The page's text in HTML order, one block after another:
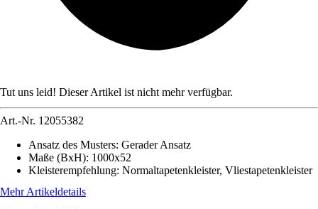
Tut uns leid! Dieser Artikel ist nicht mehr verfügbar.
Art.-Nr. 12055382
Ansatz des Musters: Gerader Ansatz
Maße (BxH): 1000x52
Kleisterempfehlung: Normaltapetenkleister, Vliestapetenkleister
Mehr Artikeldetails